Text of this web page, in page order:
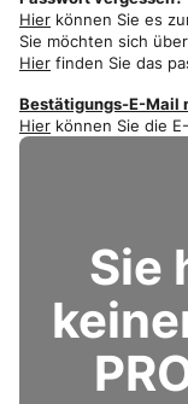
Hier können Sie es
Sie möchten sich
Hier finden Sie das
Bestätigungs-E-Mail
Hier können Sie die
Sie